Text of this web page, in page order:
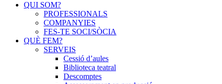
QUI SOM?
PROFESSIONALS
COMPANYIES
FES-TE SOCI/SÒCIA
QUÈ FEM?
SERVEIS
Cessió d’aules
Biblioteca teatral
Descomptes